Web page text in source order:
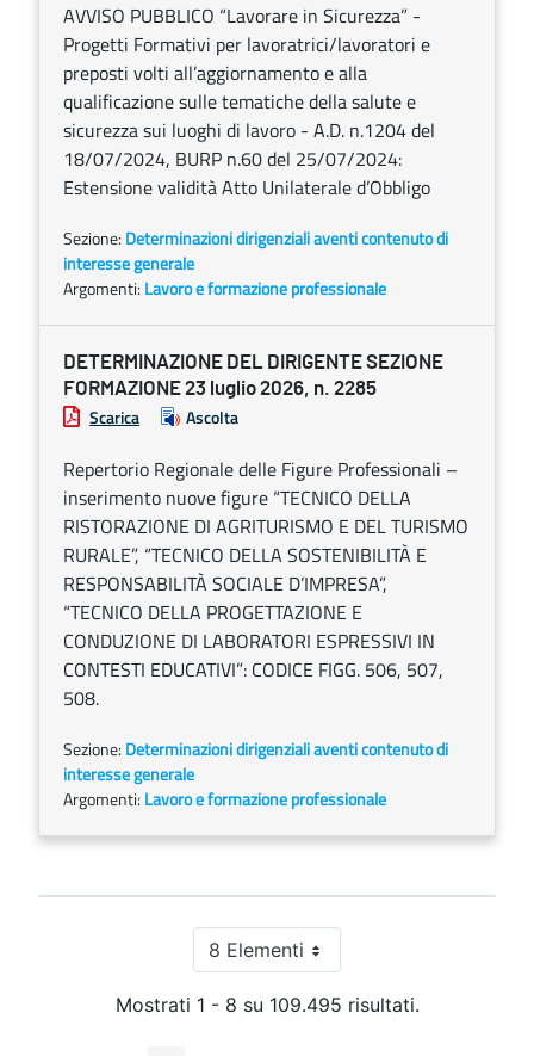
AVVISO PUBBLICO “Lavorare in Sicurezza” -
Progetti Formativi per lavoratrici/lavoratori e
preposti volti all’aggiornamento e alla
qualificazione sulle tematiche della salute e
sicurezza sui luoghi di lavoro - A.D. n.1204 del
18/07/2024, BURP n.60 del 25/07/2024:
Estensione validità Atto Unilaterale d’Obbligo
Sezione: Determinazioni dirigenziali aventi contenuto di
interesse generale
Argomenti: Lavoro e formazione professionale
DETERMINAZIONE DEL DIRIGENTE SEZIONE
FORMAZIONE 23 luglio 2026, n. 2285
Scarica Ascolta
Repertorio Regionale delle Figure Professionali –
inserimento nuove figure “TECNICO DELLA
RISTORAZIONE DI AGRITURISMO E DEL TURISMO
RURALE”, “TECNICO DELLA SOSTENIBILITÀ E
RESPONSABILITÀ SOCIALE D’IMPRESA”,
“TECNICO DELLA PROGETTAZIONE E
CONDUZIONE DI LABORATORI ESPRESSIVI IN
CONTESTI EDUCATIVI”: CODICE FIGG. 506, 507,
508.
Sezione: Determinazioni dirigenziali aventi contenuto di
interesse generale
Argomenti: Lavoro e formazione professionale
8 ElementiPer pagina
Mostrati 1 - 8 su 109.495 risultati.